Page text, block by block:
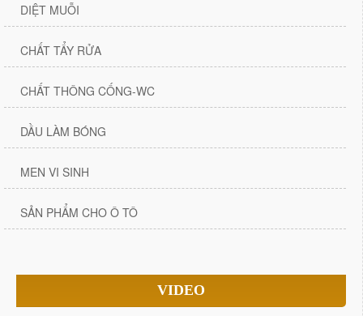
DIỆT MUỖI
CHẤT TẨY RỬA
CHẤT THÔNG CỐNG-WC
DẦU LÀM BÓNG
MEN VI SINH
SẢN PHẨM CHO Ô TÔ
VIDEO